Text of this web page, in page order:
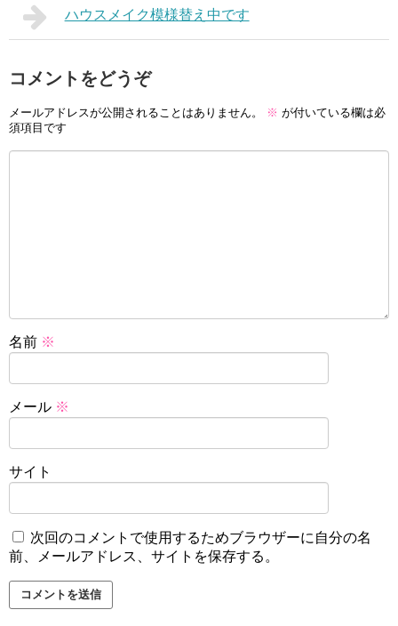
ハウスメイク模様替え中です
コメントをどうぞ
メールアドレスが公開されることはありません。 ※ が付いている欄は必
須項目です
名前 ※
メール ※
サイト
次回のコメントで使用するためブラウザーに自分の名
前、メールアドレス、サイトを保存する。